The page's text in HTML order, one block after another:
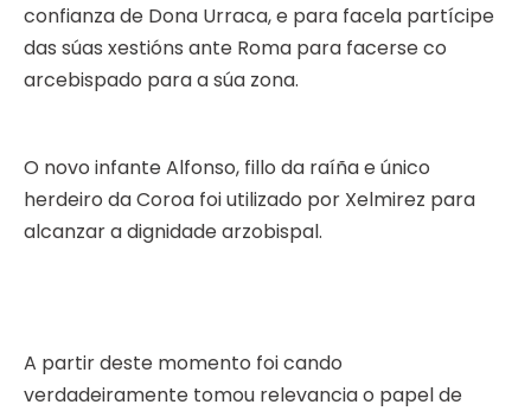
confianza de Dona Urraca, e para facela partícipe
das súas xestións ante Roma para facerse co
arcebispado para a súa zona.
O novo infante Alfonso, fillo da raíña e único
herdeiro da Coroa foi utilizado por Xelmirez para
alcanzar a dignidade arzobispal.
A partir deste momento foi cando
verdadeiramente tomou relevancia o papel de